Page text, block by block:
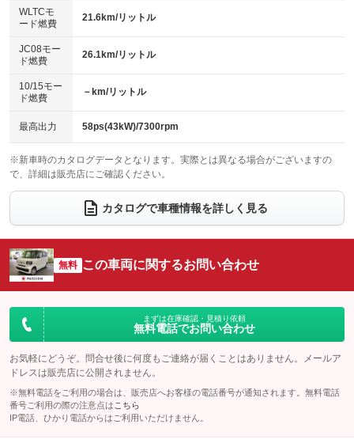
センターデフロック
：装備なし
電動格納ミラー
：装備あり
エアロ
：装備なし
：装備なし
パワーシート
ベンチシート
：装備あり
チップアップシート
：装備あり
：装備なし ：装備あり
ウォークスルー
：装備なし
電動リアゲート フロントカメラ
：装備なし
：装備なし ：装備なし
サイドカメラ
：装備なし ルーフレール
：装備なし
：装備なし
：装備なし
WLTCモ
ード燃費
21.6km/リットル
JC08モー
ド燃費
26.1km/リットル
10/15モー
ド燃費
－km/リットル
最高出力 58ps(43kW)/7300rpm
※新車時のカタログデータとなります。実際とは異なる場合がございますの
で、詳細は販売店にご確認ください。
カタログで車種情報を詳しく見る
無料 この車両に関するお問い合わせ
まずは在庫確認・見積り依頼
無料電話でお問い合わせ
お気軽にどうぞ。問合せ後に何度もご連絡が届くことはありません。メールア
ドレスは販売店に公開されません。
※無料電話をご利用の場合は、販売店へお客様の電話番号が通知されます。無料電話
番号ご利用の際の注意点は こちら
IP電話、ひかり電話からはご利用いただけません。